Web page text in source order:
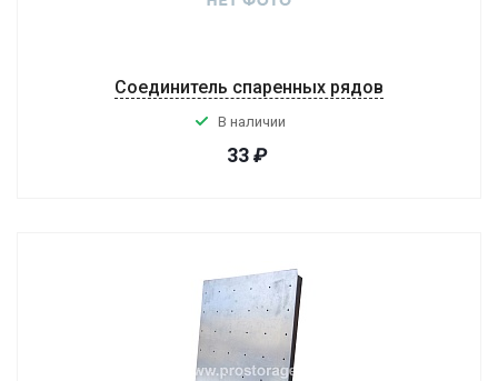
Соединитель спаренных рядов
В наличии
33₽